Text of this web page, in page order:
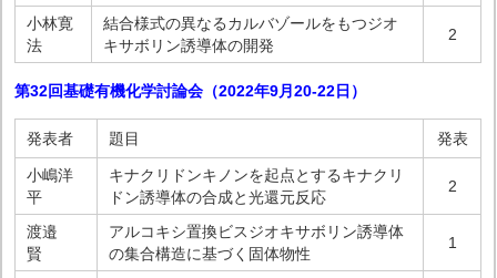
小林寛
法
結合様式の異なるカルバゾールをもつジオ
キサボリン誘導体の開発
2
第32回基礎有機化学討論会（2022年9月20-22日 ）
発表者 題目 発表
小嶋洋
平
キナクリドンキノンを起点とするキナクリ
ドン誘導体の合成と光還元反応
2
渡邉
賢
アルコキシ置換ビスジオキサボリン誘導体
の集合構造に基づく固体物性
1